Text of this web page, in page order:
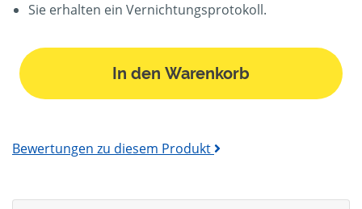
Sie erhalten ein Vernichtungsprotokoll.
In den Warenkorb
Bewertungen zu diesem Produkt